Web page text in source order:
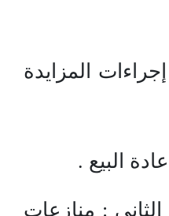
المزايدة
الثاني : منازعات